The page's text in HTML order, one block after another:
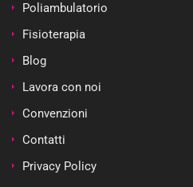
Poliambulatorio
Fisioterapia
Blog
Lavora con noi
Convenzioni
Contatti
Privacy Policy